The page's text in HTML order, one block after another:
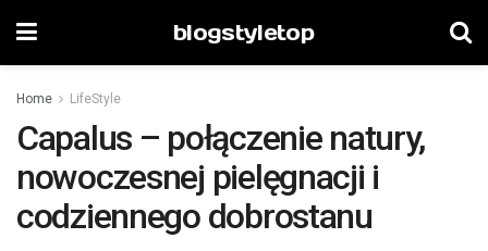
blogstyletop
Home LifeStyle
Capalus – połączenie natury,
nowoczesnej pielęgnacji i
codziennego dobrostanu